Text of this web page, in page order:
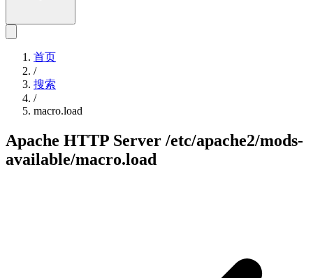
首页
/
搜索
/
macro.load
Apache HTTP Server /etc/apache2/mods-
available/macro.load